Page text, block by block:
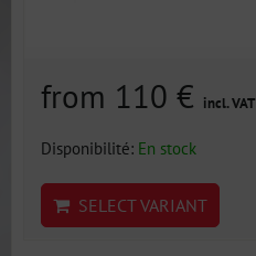
from 110 € incl. VAT
Disponibilité: En stock
SELECT VARIANT